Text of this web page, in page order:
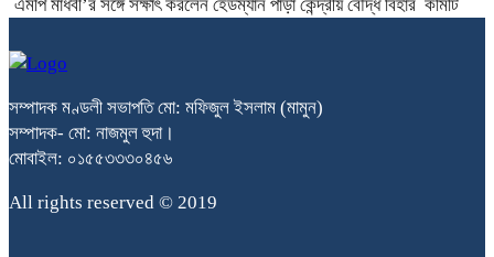
এমপি মাধবী’র সঙ্গে সক্ষাৎ করলেন হেডম্যান পাড়া কেন্দ্রীয় বৌদ্ধ বিহার কমিটি
সম্পাদক মণ্ডলী সভাপতি মো: মফিজুল ইসলাম (মামুন)
সম্পাদক- মো: নাজমুল হুদা।
মোবাইল: ০১৫৫৩৩৩০৪৫৬
All rights reserved © 2019